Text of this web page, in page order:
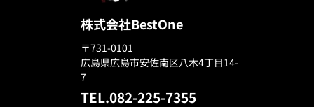
株式会社BestOne
〒731-0101
広島県広島市安佐南区八木4丁目14-
7
TEL.082-225-7355